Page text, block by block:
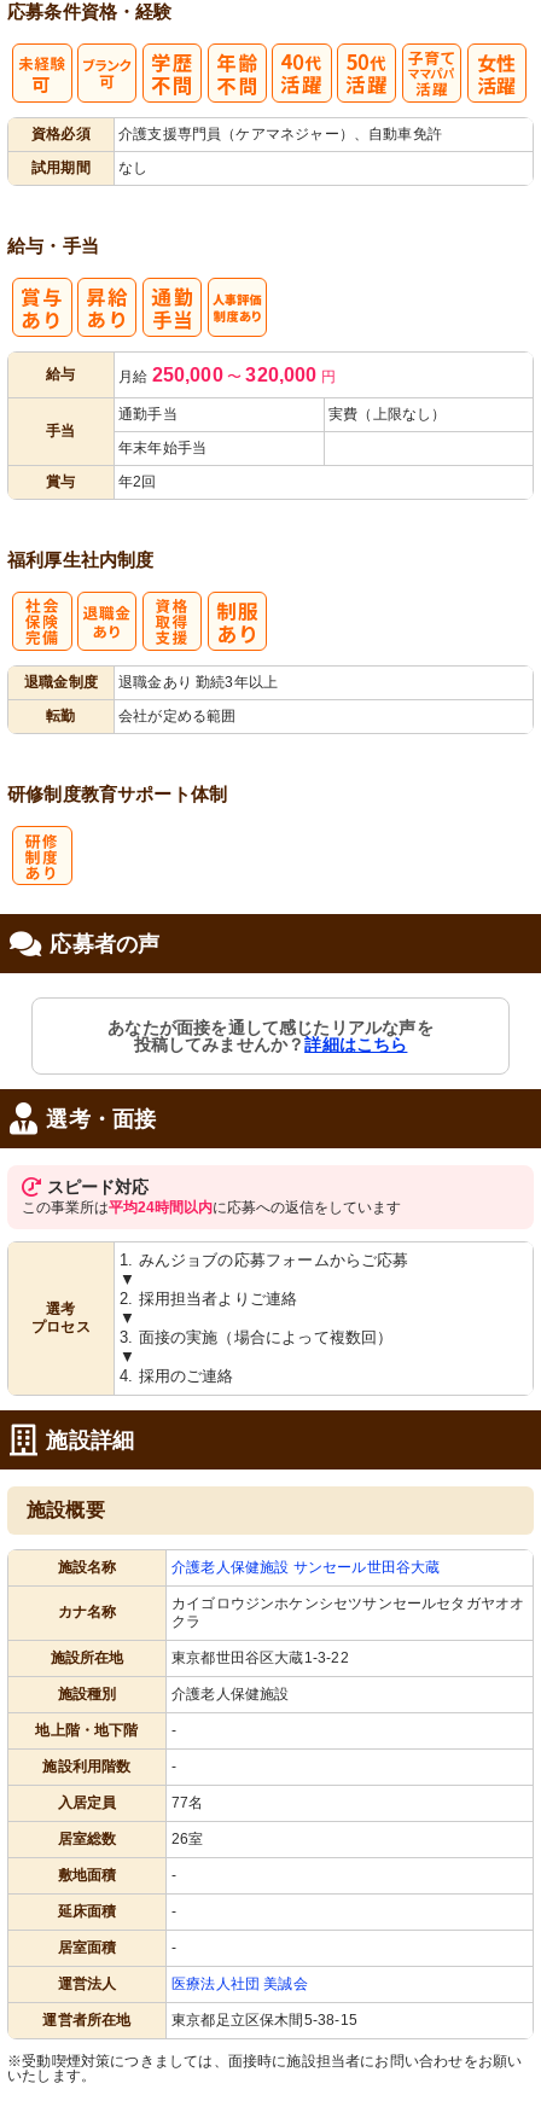
応募条件資格・経験
資格必須
介護支援専門員（ケアマネジャー）、自動車免許
試用期間
なし
給与・手当
給与 月給 250,000 〜 320,000 円
手当
通勤手当
実費（上限なし）
年末年始手当
賞与
年2回
福利厚生社内制度
退職金制度
退職金あり 勤続3年以上
転勤
会社が定める範囲
研修制度教育サポート体制
応募者の声
あなたが面接を通して感じたリアルな声を
投稿してみませんか？詳細はこちら
選考・面接
スピード対応
この事業所は平均24時間以内に応募への返信をしています
選考
プロセス
1. みんジョブの応募フォームからご応募
▼
2. 採用担当者よりご連絡
▼
3. 面接の実施（場合によって複数回）
▼
4. 採用のご連絡
施設詳細
施設概要
施設名称 介護老人保健施設 サンセール世田谷大蔵
カナ名称
カイゴロウジンホケンシセツサンセールセタガヤオオ
クラ
施設所在地 東京都世田谷区大蔵1-3-22
施設種別 介護老人保健施設
地上階・地下階 -
施設利用階数 -
入居定員 77名
居室総数 26室
敷地面積 -
延床面積 -
居室面積 -
運営法人 医療法人社団 美誠会
運営者所在地 東京都足立区保木間5-38-15
※受動喫煙対策につきましては、面接時に施設担当者にお問い合わせをお願い
いたします。